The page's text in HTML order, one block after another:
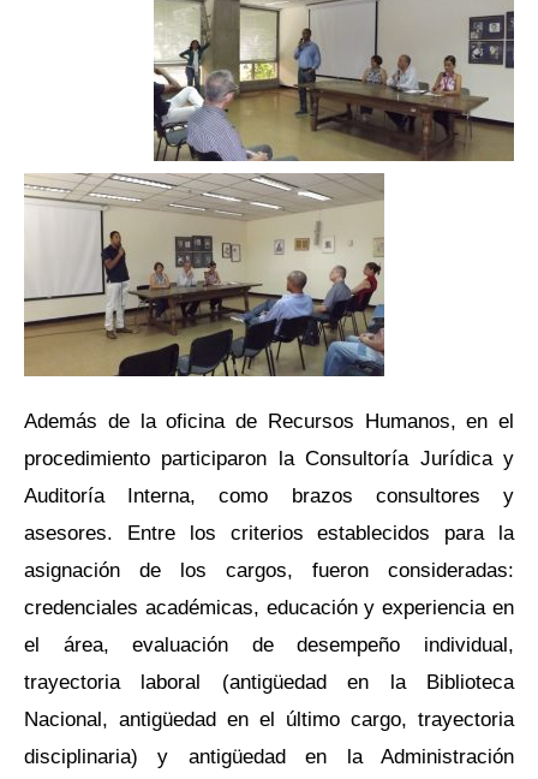
Además de la oficina de Recursos Humanos, en el
procedimiento participaron la Consultoría Jurídica y
Auditoría Interna, como brazos consultores y
asesores. Entre los criterios establecidos para la
asignación de los cargos, fueron consideradas:
credenciales académicas, educación y experiencia en
el área, evaluación de desempeño individual,
trayectoria laboral (antigüedad en la Biblioteca
Nacional, antigüedad en el último cargo, trayectoria
disciplinaria) y antigüedad en la Administración